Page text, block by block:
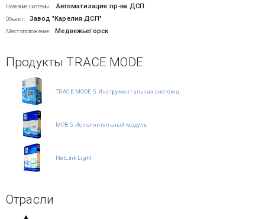
Название системы: Автоматизация пр-ва ДСП
Объект: Завод "Карелия ДСП"
Местоположение: Медвежьегорск
Продукты TRACE MODE
TRACE MODE 5. Инструментальная система
МРВ 5. Исполнительный модуль
NetLink Light
Отрасли